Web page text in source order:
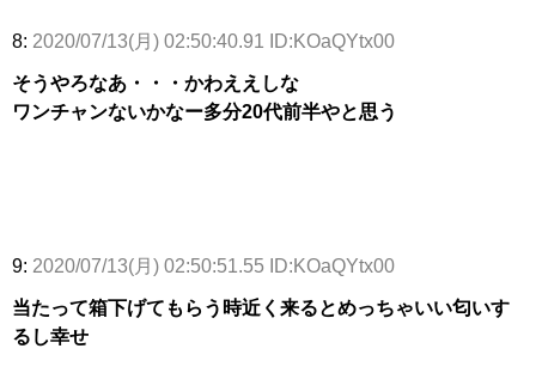
8: 2020/07/13(月) 02:50:40.91 ID:KOaQYtx00
そうやろなあ・・・かわええしな
ワンチャンないかなー多分20代前半やと思う
9: 2020/07/13(月) 02:50:51.55 ID:KOaQYtx00
当たって箱下げてもらう時近く来るとめっちゃいい匂いす
るし幸せ